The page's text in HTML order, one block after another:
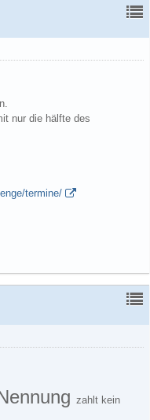
nur die hälfte des
termine/
zahlt kein